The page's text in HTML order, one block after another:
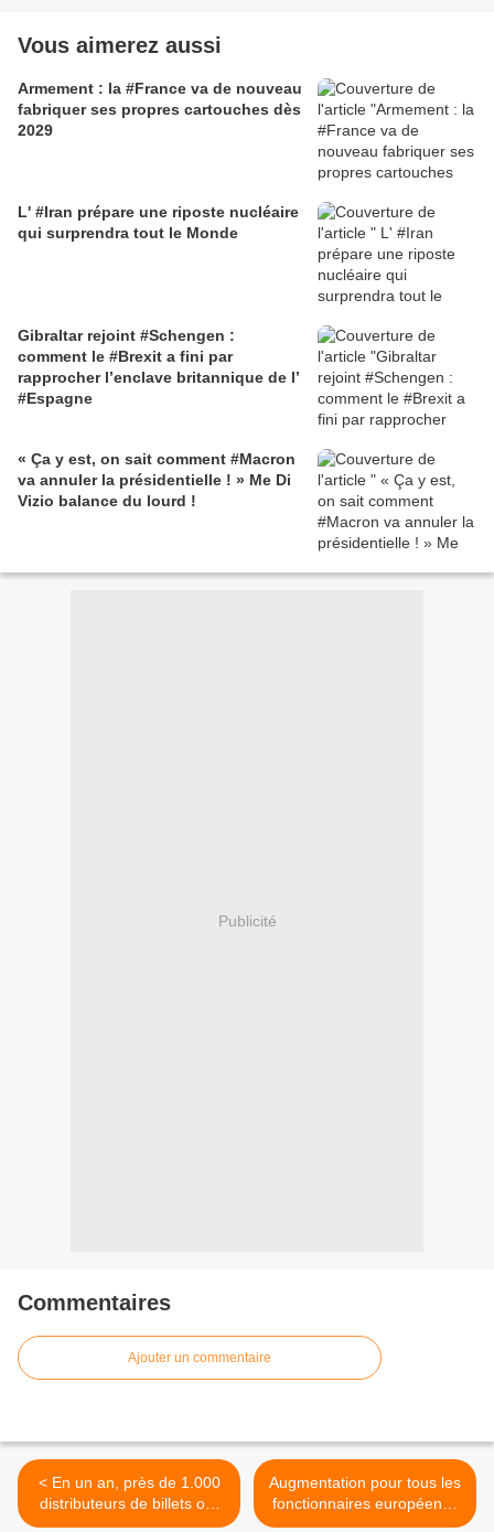
Vous aimerez aussi
Armement : la #France va de nouveau
fabriquer ses propres cartouches dès
2029
L' #Iran prépare une riposte nucléaire
qui surprendra tout le Monde
Gibraltar rejoint #Schengen :
comment le #Brexit a fini par
rapprocher l’enclave britannique de l’
#Espagne
« Ça y est, on sait comment #Macron
va annuler la présidentielle ! » Me Di
Vizio balance du lourd !
Publicité
Commentaires
Ajouter un commentaire
< En un an, près de 1.000
distributeurs de billets ont
disparu en #France
Augmentation pour tous les
fonctionnaires européens !
>